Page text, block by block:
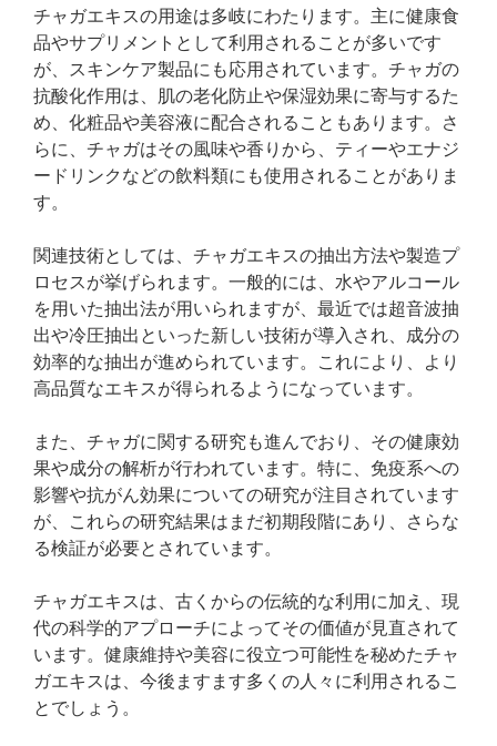
チャガエキスの用途は多岐にわたります。主に健康食
品やサプリメントとして利用されることが多いです
が、スキンケア製品にも応用されています。チャガの
抗酸化作用は、肌の老化防止や保湿効果に寄与するた
め、化粧品や美容液に配合されることもあります。さ
らに、チャガはその風味や香りから、ティーやエナジ
ードリンクなどの飲料類にも使用されることがありま
す。
関連技術としては、チャガエキスの抽出方法や製造プ
ロセスが挙げられます。一般的には、水やアルコール
を用いた抽出法が用いられますが、最近では超音波抽
出や冷圧抽出といった新しい技術が導入され、成分の
効率的な抽出が進められています。これにより、より
高品質なエキスが得られるようになっています。
また、チャガに関する研究も進んでおり、その健康効
果や成分の解析が行われています。特に、免疫系への
影響や抗がん効果についての研究が注目されています
が、これらの研究結果はまだ初期段階にあり、さらな
る検証が必要とされています。
チャガエキスは、古くからの伝統的な利用に加え、現
代の科学的アプローチによってその価値が見直されて
います。健康維持や美容に役立つ可能性を秘めたチャ
ガエキスは、今後ますます多くの人々に利用されるこ
とでしょう。